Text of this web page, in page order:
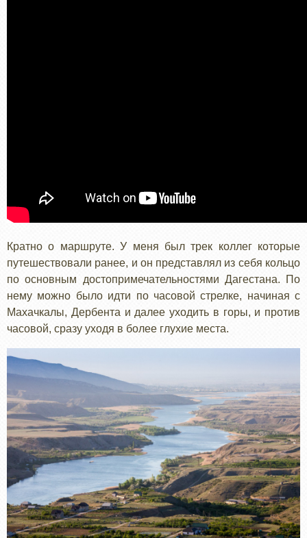
Кратно о маршруте. У меня был трек коллег которые
путешествовали ранее, и он представлял из себя кольцо
по основным достопримечательностями Дагестана. По
нему можно было идти по часовой стрелке, начиная с
Махачкалы, Дербента и далее уходить в горы, и против
часовой, сразу уходя в более глухие места.